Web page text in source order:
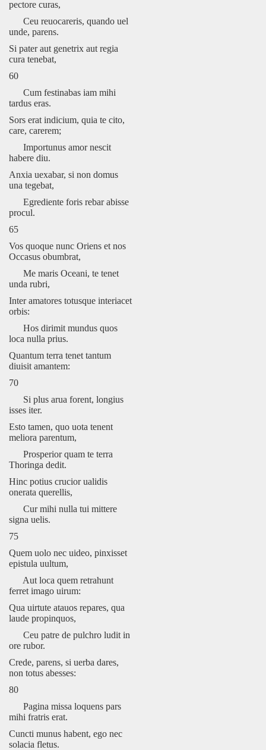
pectore curas,
Ceu reuocareris, quando uel
unde, parens.
Si pater aut genetrix aut regia
cura tenebat,
60
Cum festinabas iam mihi
tardus eras.
Sors erat indicium, quia te cito,
care, carerem;
Importunus amor nescit
habere diu.
Anxia uexabar, si non domus
una tegebat,
Egrediente foris rebar abisse
procul.
65
Vos quoque nunc Oriens et nos
Occasus obumbrat,
Me maris Oceani, te tenet
unda rubri,
Inter amatores totusque interiacet
orbis:
Hos dirimit mundus quos
loca nulla prius.
Quantum terra tenet tantum
diuisit amantem:
70
Si plus arua forent, longius
isses iter.
Esto tamen, quo uota tenent
meliora parentum,
Prosperior quam te terra
Thoringa dedit.
Hinc potius crucior ualidis
onerata querellis,
Cur mihi nulla tui mittere
signa uelis.
75
Quem uolo nec uideo, pinxisset
epistula uultum,
Aut loca quem retrahunt
ferret imago uirum:
Qua uirtute atauos repares, qua
laude propinquos,
Ceu patre de pulchro ludit in
ore rubor.
Crede, parens, si uerba dares,
non totus abesses:
80
Pagina missa loquens pars
mihi fratris erat.
Cuncti munus habent, ego nec
solacia fletus.